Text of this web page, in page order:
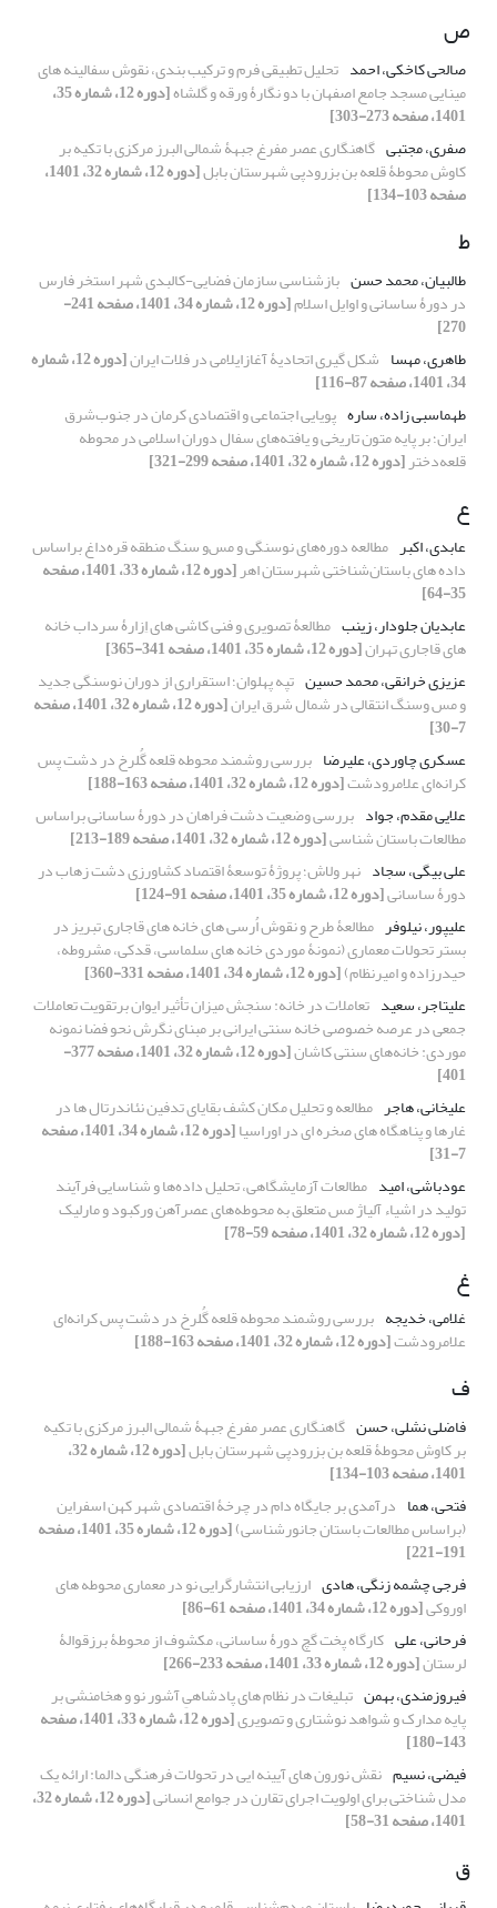
ص
صالحی کاخکی، احمد تحلیل تطبیقی فرم و ترکیب بندی، نقوش سفالینه های
مینایی مسجد جامع اصفهان با دو نگارۀ ورقه و گلشاه [دوره 12، شماره 35،
1401، صفحه 273-303]
صفری، مجتبی گاهنگاری عصر مفرغ جبهۀ شمالی البرز مرکزی با تکیه بر
کاوش محوطۀ قلعه بن بزرودپی شهرستان بابل [دوره 12، شماره 32، 1401،
صفحه 103-134]
ط
طالبیان، محمد حسن بازشناسی سازمان فضایی-کالبدی شهر استخر فارس
در دورۀ ساسانی و اوایل اسلام [دوره 12، شماره 34، 1401، صفحه 241-
270]
طاهری، مهسا شکل گیری اتحادیۀ آغازایلامی در فلات ایران [دوره 12، شماره
34، 1401، صفحه 87-116]
طهماسبی زاده، ساره پویایی اجتماعی و اقتصادی کرمان در جنوب‌شرق
ایران؛ بر پایه متون تاریخی و یافته‌های سفال دوران اسلامی در محوطه
قلعه‌دختر[دوره 12، شماره 32، 1401، صفحه 299-321]
ع
عابدی، اکبر مطالعه دوره‌های نوسنگی و مس‌و سنگ منطقه قره‌داغ براساس
داده های باستان‌شناختی شهرستان اهر [دوره 12، شماره 33، 1401، صفحه
35-64]
عابدیان جلودار، زینب مطالعۀ تصویری و فنی کاشی های اِزارۀ سرداب خانه
های قاجاری تهران[دوره 12، شماره 35، 1401، صفحه 341-365]
عزیزی خرانقی، محمد حسین تپه پهلوان؛ استقراری از دوران نوسنگی جدید
و مس وسنگ انتقالی در شمال شرق ایران [دوره 12، شماره 32، 1401، صفحه
7-30]
عسکری چاوردی، علیرضا بررسی روشمند محوطه قلعه گُلرخ در دشت پس
کرانه‌ای علامرودشت[دوره 12، شماره 32، 1401، صفحه 163-188]
علایی مقدم، جواد بررسی وضعیت دشت فراهان در دورۀ ساسانی براساس
مطالعات باستان شناسی[دوره 12، شماره 32، 1401، صفحه 189-213]
علی بیگی، سجاد نهر ولاش؛ پروژۀ توسعۀ اقتصاد کشاورزی دشت زهاب در
دورۀ ساسانی[دوره 12، شماره 35، 1401، صفحه 91-124]
علیپور، نیلوفر مطالعۀ طرح و نقوش اُرسی های خانه های قاجاری تبریز در
بستر تحولات معماری (نمونۀ موردی خانه های سلماسی، قدکی، مشروطه،
حیدرزاده و امیرنظام)[دوره 12، شماره 34، 1401، صفحه 331-360]
علیتاجر، سعید تعاملات در خانه: سنجش میزان تأثیر ایوان برتقویت تعاملات
جمعی در عرصه خصوصی خانه سنتی ایرانی بر مبنای نگرش نحو فضا نمونه
موردی: خانه‌های سنتی کاشان [دوره 12، شماره 32، 1401، صفحه 377-
401]
علیخانی، هاجر مطالعه و تحلیل مکان کشف بقایای تدفین نئاندرتال ها در
غارها و پناهگاه های صخره ای در اوراسیا [دوره 12، شماره 34، 1401، صفحه
7-31]
عودباشی، امید مطالعات آزمایشگاهی، تحلیل داده‌ها و شناسایی فرآیند
تولید در اشیاء آلیاژ مس متعلق به محوطه‌های عصرآهن ورکبود و مارلیک
[دوره 12، شماره 32، 1401، صفحه 59-78]
غ
غلامی، خدیجه بررسی روشمند محوطه قلعه گُلرخ در دشت پس کرانه‌ای
علامرودشت[دوره 12، شماره 32، 1401، صفحه 163-188]
ف
فاضلی نشلی، حسن گاهنگاری عصر مفرغ جبهۀ شمالی البرز مرکزی با تکیه
بر کاوش محوطۀ قلعه بن بزرودپی شهرستان بابل [دوره 12، شماره 32،
1401، صفحه 103-134]
فتحی، هما درآمدی بر جایگاه دام در چرخۀ اقتصادی شهر کهن اسفراین
(براساس مطالعات باستان جانورشناسی) [دوره 12، شماره 35، 1401، صفحه
191-221]
فرجی چشمه زنگی، هادی ارزیابی انتشارگرایی نو در معماری محوطه های
اوروکی[دوره 12، شماره 34، 1401، صفحه 61-86]
فرحانی، علی کارگاه پخت گچ دورۀ ساسانی، مکشوف از محوطۀ برزقوالۀ
لرستان[دوره 12، شماره 33، 1401، صفحه 233-266]
فیروزمندی، بهمن تبلیغات در نظام های پادشاهیِ آشور نو و هخامنشی بر
پایه مدارک و شواهد نوشتاری و تصویری [دوره 12، شماره 33، 1401، صفحه
143-180]
فیضی، نسیم نقش نورون های آیینه ایی در تحولات فرهنگی دالما: ارائه یک
مدل شناختی برای اولویت اجرای تقارن در جوامع انسانی [دوره 12، شماره 32،
1401، صفحه 31-58]
ق